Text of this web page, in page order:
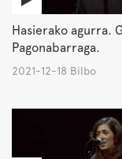
Hasierako agurra.
Pagonabarraga.
2021-12-18 Bilbo